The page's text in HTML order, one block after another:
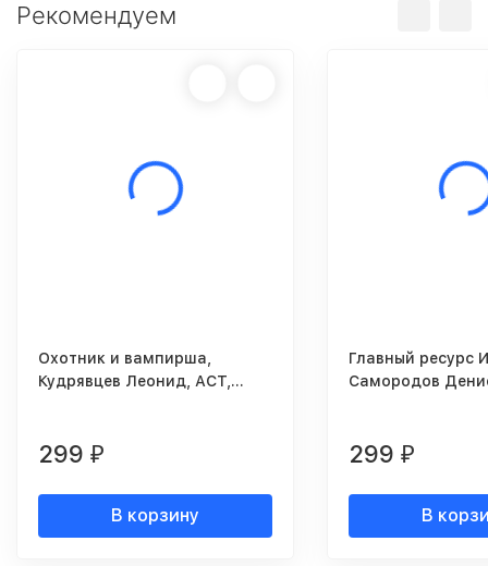
Рекомендуем
Охотник и вампирша,
Кудрявцев Леонид, АСТ,
299 ₽
В корзину
Главный ресурс
Самородов
299 ₽
В